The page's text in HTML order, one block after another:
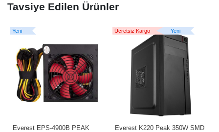
Tavsiye Edilen Ürünler
Yeni
Everest EPS-4900B PEAK
Ücretsiz Kargo Yeni
Everest K220 Peak 350W SMD